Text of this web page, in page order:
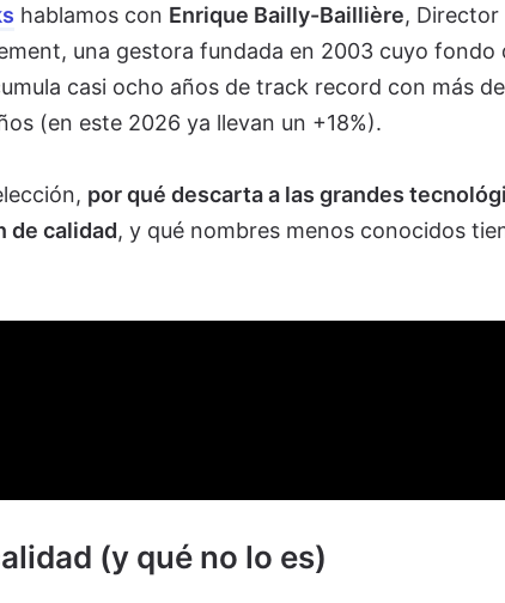
hablamos con Enrique Bailly-Baillière, Director
una gestora fundada en 2003 cuyo fondo
casi ocho años de track record con más
(en este 2026 ya llevan un +18%).
por qué descarta a las grandes
de calidad, y qué nombres menos conocidos
(y qué no lo es)